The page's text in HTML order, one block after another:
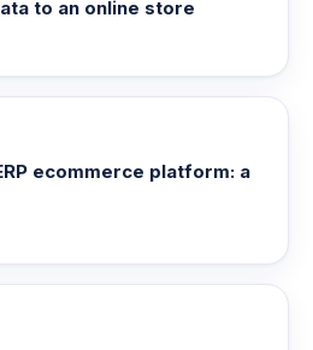
to an online store
ecommerce platform: a